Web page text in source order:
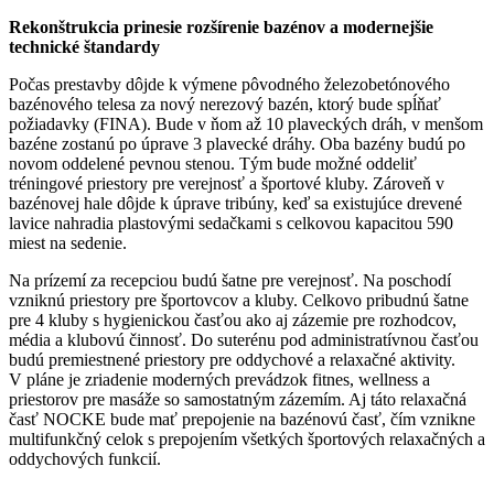
Rekonštrukcia prinesie rozšírenie bazénov a modernejšie
technické štandardy
Počas prestavby dôjde k výmene pôvodného železobetónového
bazénového telesa za nový nerezový bazén, ktorý bude spĺňať
požiadavky (FINA). Bude v ňom až 10 plaveckých dráh, v menšom
bazéne zostanú po úprave 3 plavecké dráhy. Oba bazény budú po
novom oddelené pevnou stenou. Tým bude možné oddeliť
tréningové priestory pre verejnosť a športové kluby. Zároveň v
bazénovej hale dôjde k úprave tribúny, keď sa existujúce drevené
lavice nahradia plastovými sedačkami s celkovou kapacitou 590
miest na sedenie.
Na prízemí za recepciou budú šatne pre verejnosť. Na poschodí
vzniknú priestory pre športovcov a kluby. Celkovo pribudnú šatne
pre 4 kluby s hygienickou časťou ako aj zázemie pre rozhodcov,
média a klubovú činnosť. Do suterénu pod administratívnou časťou
budú premiestnené priestory pre oddychové a relaxačné aktivity.
V pláne je zriadenie moderných prevádzok fitnes, wellness a
priestorov pre masáže so samostatným zázemím. Aj táto relaxačná
časť NOCKE bude mať prepojenie na bazénovú časť, čím vznikne
multifunkčný celok s prepojením všetkých športových relaxačných a
oddychových funkcií.